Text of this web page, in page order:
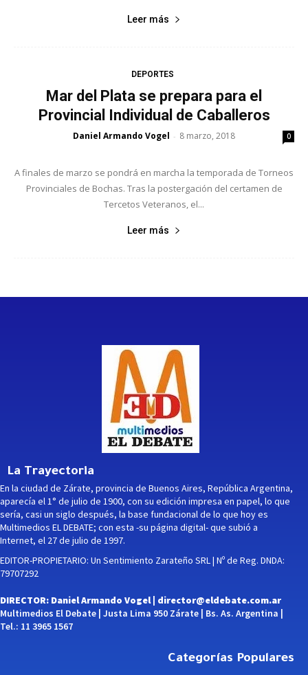
Leer más
DEPORTES
Mar del Plata se prepara para el
Provincial Individual de Caballeros
Daniel Armando Vogel - 8 marzo, 2018 0
A finales de marzo se pondrá en marcha la temporada de Torneos
Provinciales de Bochas. Tras la postergación del certamen de
Tercetos Veteranos, el...
Leer más
La Trayectoria
En la ciudad de Zárate, provincia de Buenos Aires, República Argentina,
aparecía el 1° de julio de 1900, con su edición impresa en papel, lo que
sería, casi un siglo después, la base fundacional de lo que hoy es
Multimedios EL DEBATE; con esta -su página digital- que subió a
Internet, el 27 de julio de 1997.
EDITOR-PROPIETARIO: Un Sentimiento Zarateño SRL | Nº de Reg. DNDA:
79707292
DIRECTOR: Daniel Armando Vogel | director@eldebate.com.ar
Multimedios El Debate | Justa Lima 950 Zárate | Bs. As. Argentina |
Tel.: 11 3965 1567
Categorías Populares